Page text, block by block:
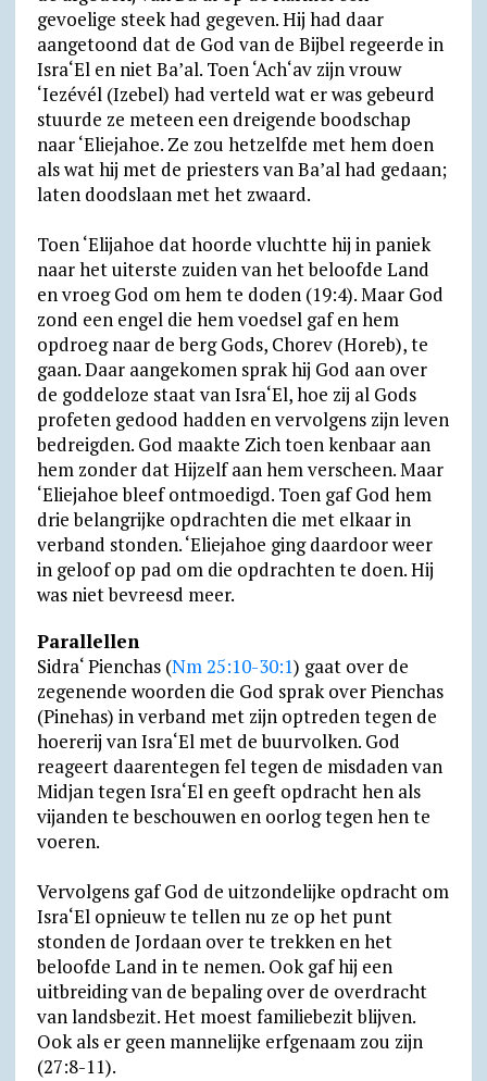
n
d
l
y
m
gevoelige steek had gegeven. Hij had daar
aangetoond dat de God van de Bijbel regeerde in
Isra‘El en niet Ba’al. Toen ‘Ach‘av zijn vrouw
‘Iezévél (Izebel) had verteld wat er was gebeurd
stuurde ze meteen een dreigende boodschap
naar ‘Eliejahoe. Ze zou hetzelfde met hem doen
als wat hij met de priesters van Ba’al had gedaan;
laten doodslaan met het zwaard.
Toen ‘Elijahoe dat hoorde vluchtte hij in paniek
naar het uiterste zuiden van het beloofde Land
en vroeg God om hem te doden (19:4). Maar God
zond een engel die hem voedsel gaf en hem
opdroeg naar de berg Gods, Chorev (Horeb), te
gaan. Daar aangekomen sprak hij God aan over
de goddeloze staat van Isra‘El, hoe zij al Gods
profeten gedood hadden en vervolgens zijn leven
bedreigden. God maakte Zich toen kenbaar aan
hem zonder dat Hijzelf aan hem verscheen. Maar
‘Eliejahoe bleef ontmoedigd. Toen gaf God hem
drie belangrijke opdrachten die met elkaar in
verband stonden. ‘Eliejahoe ging daardoor weer
in geloof op pad om die opdrachten te doen. Hij
was niet bevreesd meer.
Parallellen
Sidra‘ Pienchas (Nm 25:10-30:1) gaat over de
zegenende woorden die God sprak over Pienchas
(Pinehas) in verband met zijn optreden tegen de
hoererij van Isra‘El met de buurvolken. God
reageert daarentegen fel tegen de misdaden van
Midjan tegen Isra‘El en geeft opdracht hen als
vijanden te beschouwen en oorlog tegen hen te
voeren.
Vervolgens gaf God de uitzondelijke opdracht om
Isra‘El opnieuw te tellen nu ze op het punt
stonden de Jordaan over te trekken en het
beloofde Land in te nemen. Ook gaf hij een
uitbreiding van de bepaling over de overdracht
van landsbezit. Het moest familiebezit blijven.
Ook als er geen mannelijke erfgenaam zou zijn
(27:8-11).